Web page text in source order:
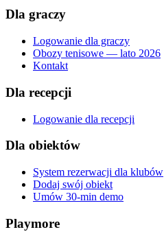
Dla graczy
Logowanie dla graczy
Obozy tenisowe — lato 2026
Kontakt
Dla recepcji
Logowanie dla recepcji
Dla obiektów
System rezerwacji dla klubów
Dodaj swój obiekt
Umów 30-min demo
Playmore